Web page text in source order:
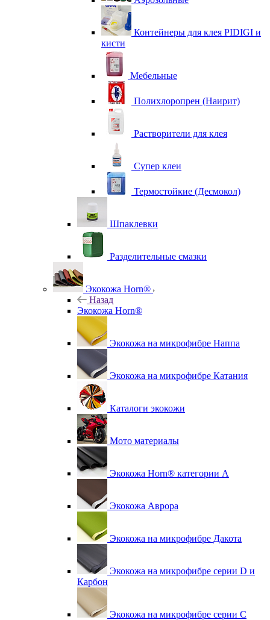
Контейнеры для клея PIDIGI и
кисти
Мебельные
Полихлоропрен (Наирит)
Растворители для клея
Супер клеи
Термостойкие (Десмокол)
Шпаклевки
Разделительные смазки
Экокожа Horn®
Назад
Экокожа Horn®
Экокожа на микрофибре Наппа
Экокожа на микрофибре Катания
Каталоги экокожи
Мото материалы
Экокожа Horn® категории A
Экокожа Аврора
Экокожа на микрофибре Дакота
Экокожа на микрофибре серии D и
Карбон
Экокожа на микрофибре серии С